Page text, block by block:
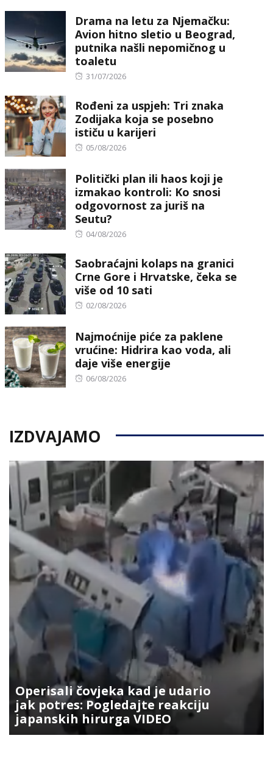
Drama na letu za Njemačku:
Avion hitno sletio u Beograd,
putnika našli nepomičnog u
toaletu
Posted
31/07/2026
Rođeni za uspjeh: Tri znaka
Zodijaka koja se posebno
ističu u karijeri
Posted
05/08/2026
Politički plan ili haos koji je
izmakao kontroli: Ko snosi
odgovornost za juriš na
Seutu?
Posted
04/08/2026
Saobraćajni kolaps na granici
Crne Gore i Hrvatske, čeka se
više od 10 sati
Posted
02/08/2026
Najmoćnije piće za paklene
vrućine: Hidrira kao voda, ali
daje više energije
Posted
06/08/2026
IZDVAJAMO
Operisali čovjeka kad je udario
jak potres: Pogledajte reakciju
japanskih hirurga VIDEO